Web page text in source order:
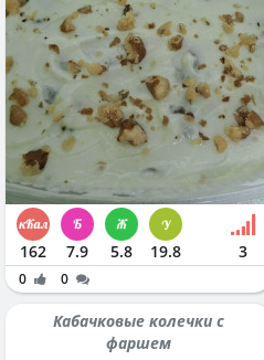
162 7.9 5.8 19.8 3
0 0
Кабачковые колечки с
фаршем